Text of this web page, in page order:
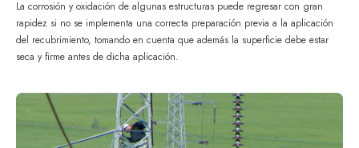
La corrosión y oxidación de algunas estructuras puede regresar con gran
rapidez si no se implementa una correcta preparación previa a la aplicación
del recubrimiento, tomando en cuenta que además la superficie debe estar
seca y firme antes de dicha aplicación.